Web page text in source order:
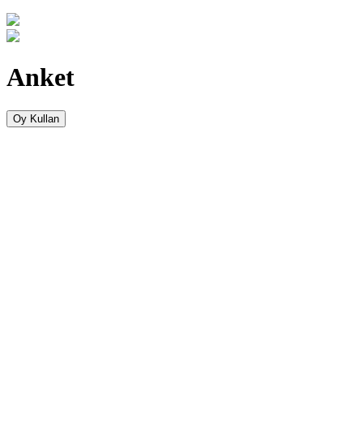
Anket